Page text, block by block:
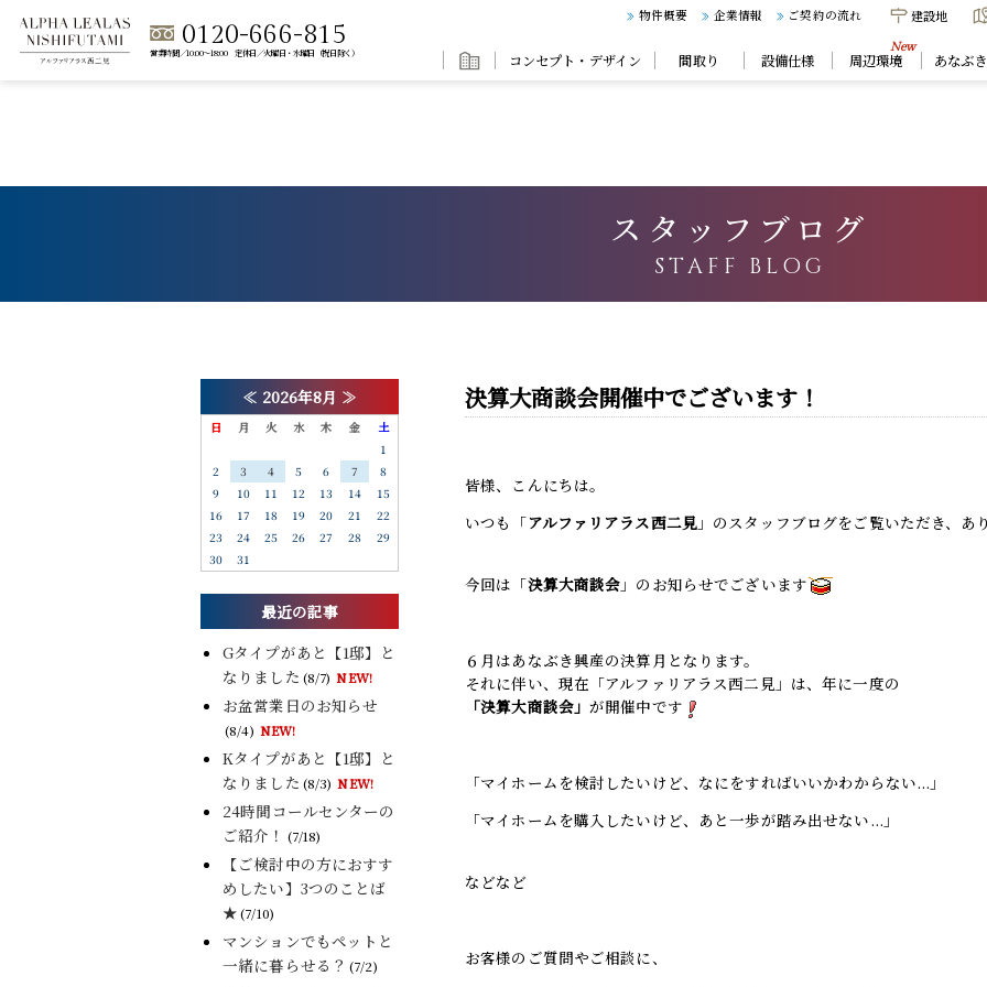
0120-666-815
営業時間／10:00～18:00 定休日／火曜日・水曜日（祝日除く）
物件概要 企業情報 ご契約の流れ 建設地
コンセプト・デザイン 間取り 設備仕様 周辺環境 あなぶ
スタッフブログ
STAFF BLOG
決算大商談会開催中でございます！
皆様、こんにちは。
いつも「アルファリアラス西二見 」のスタッフブログをご覧いただき、あ
今回は「決算大商談会 」のお知らせでございます
６月はあなぶき興産の決算月となります。
それに伴い、現在「アルファリアラス西二見」は、年に一度の
「決算大商談会」が開催中です
「マイホームを検討したいけど、なにをすればいいかわからない...」
「マイホームを購入したいけど、あと一歩が踏み出せない...」
などなど
お客様のご質問やご相談に、
≪ 2026年8月 ≫
日 月 火 水 木 金
土
1
2
3 4 5 6 7
8
9
10 11 12 13 14
15
16
17 18 19 20 21
22
23
24 25 26 27 28
29
30
31
最近の記事
Gタイプがあと【1邸】と
なりました (8/7) NEW!
お盆営業日のお知らせ
(8/4) NEW!
Kタイプがあと【1邸】と
なりました (8/3) NEW!
24時間コールセンターの
ご紹介！ (7/18)
【ご検討中の方におすす
めしたい】3つのことば
★(7/10)
マンションでもペットと
一緒に暮らせる？ (7/2)